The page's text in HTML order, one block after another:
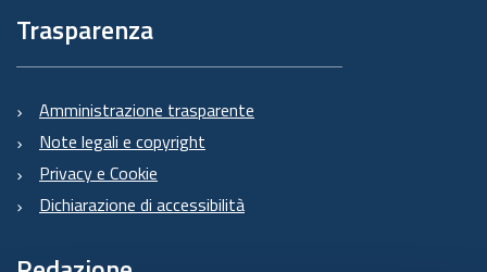
Trasparenza
Amministrazione trasparente
Note legali e copyright
Privacy e Cookie
Dichiarazione di accessibilità